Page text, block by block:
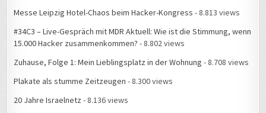
Messe Leipzig Hotel-Chaos beim Hacker-Kongress - 8.813 views
#34C3 – Live-Gespräch mit MDR Aktuell: Wie ist die Stimmung, wenn
15.000 Hacker zusammenkommen? - 8.802 views
Zuhause, Folge 1: Mein Lieblingsplatz in der Wohnung - 8.708 views
Plakate als stumme Zeitzeugen - 8.300 views
20 Jahre Israelnetz - 8.136 views